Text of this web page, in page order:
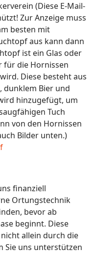
(Diese E-Mail-
Zur Anzeige muss
besten mit
aus kann dann
ist ein Glas oder
für die Hornissen
Diese besteht aus
dunklem Bier und
hinzugefügt, um
Tuch
von den Hornissen
Bilder unten.)
finanziell
Ortungstechnik
bevor ab
beginnt. Diese
allein durch die
Sie uns unterstützen